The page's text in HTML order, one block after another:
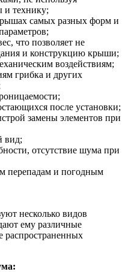
и технику;
самых разных форм и
что позволяет не
и конструкцию крыши;
воздействиям;
грибка и других
после установки;
замены элементов при
вид;
отсутствие шума при
перепадам и погодным
несколько видов
ему различные
распространенных